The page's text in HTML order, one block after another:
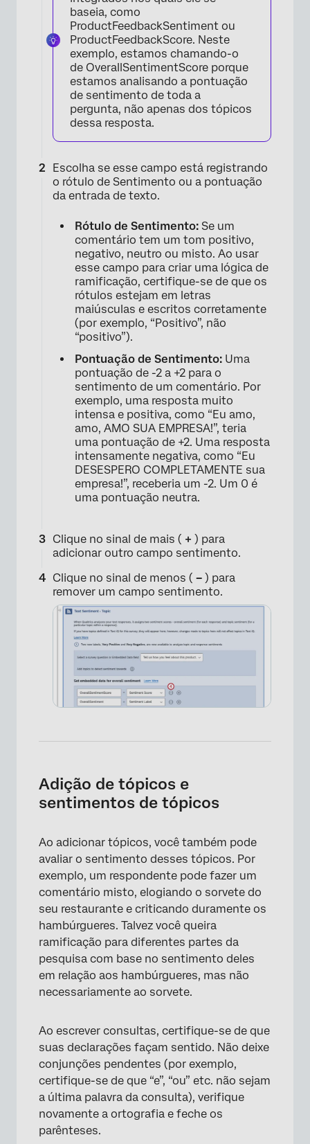
×
baseia, como
ProductFeedbackSentiment ou
ProductFeedbackScore. Neste
exemplo, estamos chamando-o
de OverallSentimentScore porque
estamos analisando a pontuação
de sentimento de toda a
pergunta, não apenas dos tópicos
dessa resposta.
Escolha se esse campo está registrando
o rótulo de Sentimento ou a pontuação
da entrada de texto.
Rótulo de Sentimento: Se um
comentário tem um tom positivo,
negativo, neutro ou misto. Ao usar
esse campo para criar uma lógica de
ramificação, certifique-se de que os
rótulos estejam em letras
maiúsculas e escritos corretamente
(por exemplo, “Positivo”, não
“positivo”).
Pontuação de Sentimento: Uma
pontuação de -2 a +2 para o
sentimento de um comentário. Por
exemplo, uma resposta muito
intensa e positiva, como “Eu amo,
amo, AMO SUA EMPRESA!”, teria
uma pontuação de +2. Uma resposta
intensamente negativa, como “Eu
DESESPERO COMPLETAMENTE sua
empresa!”, receberia um -2. Um 0 é
uma pontuação neutra.
Clique no sinal de mais ( + ) para
adicionar outro campo sentimento.
Clique no sinal de menos ( – ) para
remover um campo sentimento.
Adição de tópicos e
sentimentos de tópicos
Ao adicionar tópicos, você também pode
avaliar o sentimento desses tópicos. Por
exemplo, um respondente pode fazer um
comentário misto, elogiando o sorvete do
seu restaurante e criticando duramente os
hambúrgueres. Talvez você queira
ramificação para diferentes partes da
pesquisa com base no sentimento deles
em relação aos hambúrgueres, mas não
necessariamente ao sorvete.
Ao escrever consultas, certifique-se de que
suas declarações façam sentido. Não deixe
conjunções pendentes (por exemplo,
certifique-se de que “e”, “ou” etc. não sejam
a última palavra da consulta), verifique
novamente a ortografia e feche os
parênteses.